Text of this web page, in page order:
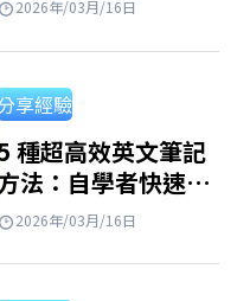
2026年/03月/16日
享經驗
種超高效英文筆記
法：自學者快速記
必備、學習效率翻
2026年/03月/16日